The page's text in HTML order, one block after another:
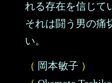
れる存在を信じて
それは闘う男の痛
い。
（ 岡本敏子 ）